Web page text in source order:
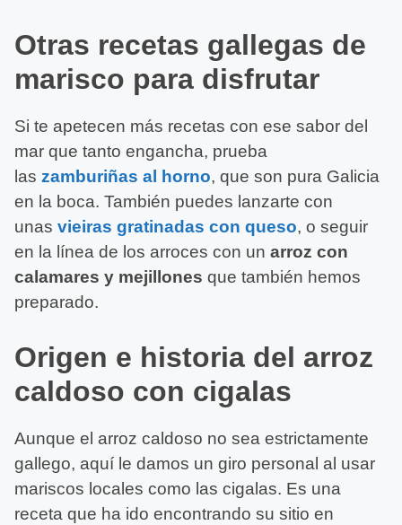
Otras recetas gallegas de
marisco para disfrutar
Si te apetecen más recetas con ese sabor del
mar que tanto engancha, prueba
las zamburiñas al horno, que son pura Galicia
en la boca. También puedes lanzarte con
unas vieiras gratinadas con queso, o seguir
en la línea de los arroces con un arroz con
calamares y mejillones que también hemos
preparado.
Origen e historia del arroz
caldoso con cigalas
Aunque el arroz caldoso no sea estrictamente
gallego, aquí le damos un giro personal al usar
mariscos locales como las cigalas. Es una
receta que ha ido encontrando su sitio en